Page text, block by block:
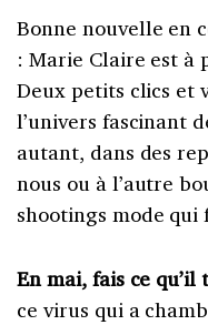
Bonne nouvelle en
: Marie Claire est à
Deux petits clics et
l’univers fascinant
autant, dans des
nous ou à l’autre
shootings mode qui
En mai, fais ce
ce virus qui a